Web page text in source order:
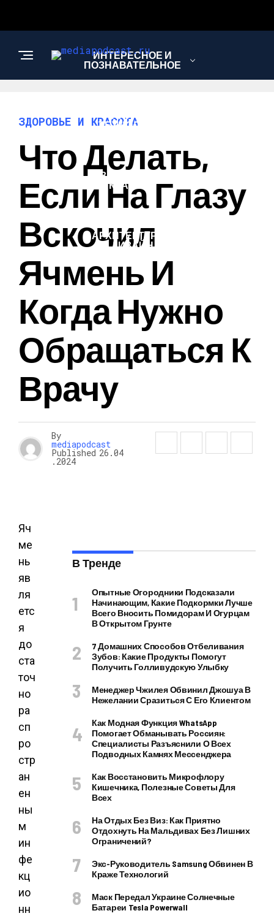
ИНТЕРЕСНОЕ И
ПОЗНАВАТЕЛЬНОЕ
НАУКА И
ТЕХНОЛОГИИ
ЗДОРОВЬЕ И
КРАСОТА
АРХИТЕКТУРА И
ДИЗАЙН
ЗДОРОВЬЕ И КРАСОТА
Что Делать,
Если На Глазу
Вскочил
Ячмень И
Когда Нужно
Обращаться К
Врачу
By
mediapodcast
Published 26.04
.2024
Яч
ме
нь
яв
ля
етс
я
до
ста
точ
но
ра
сп
ро
стр
ан
ен
ны
м
ин
фе
кц
ио
нн
В Тренде
Опытные Огородники Подсказали
Начинающим, Какие Подкормки Лучше
Всего Вносить Помидорам И Огурцам
В Открытом Грунте
7 Домашних Способов Отбеливания
Зубов: Какие Продукты Помогут
Получить Голливудскую Улыбку
Менеджер Чжилея Обвинил Джошуа В
Нежелании Сразиться С Его Клиентом
Как Модная Функция WhatsApp
Помогает Обманывать Россиян:
Специалисты Разъяснили О Всех
Подводных Камнях Мессенджера
Как Восстановить Микрофлору
Кишечника, Полезные Советы Для
Всех
На Отдых Без Виз: Как Приятно
Отдохнуть На Мальдивах Без Лишних
Ограничений?
Экс-Руководитель Samsung Обвинен В
Краже Технологий
Маск Передал Украине Солнечные
Батареи Tesla Powerwall